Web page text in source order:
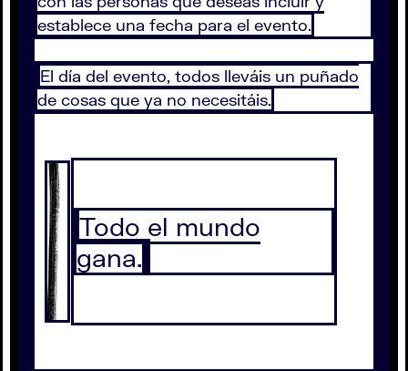
establece una fecha para el evento.
El día del evento, todos lleváis un puñado
de cosas que ya no necesitáis.
Todo el mundo
gana.